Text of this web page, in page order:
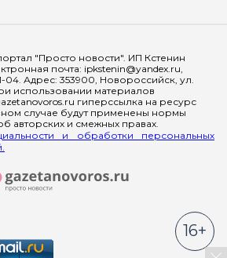
"Просто новости". ИП Кстенин
почта: ipkstenin@yandex.ru,
04. Адрес: 353900, Новороссийск, ул.
использовании материалов
гиперссылка на ресурс
случае будут применены нормы
авторских и смежных правах.
и обработки персональных
16+